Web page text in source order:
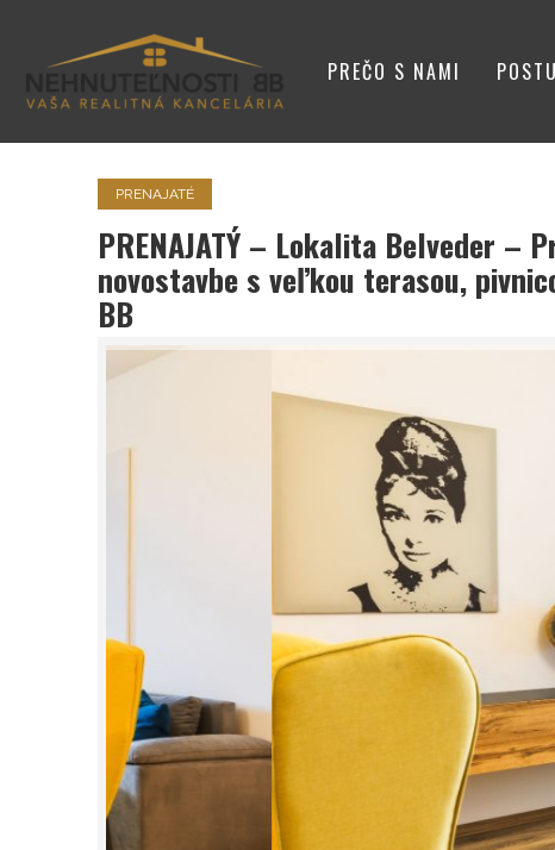
PREČO S NAMI
PRENAJATÉ
PRENAJATÝ – Lokalita Belveder –
novostavbe s veľkou terasou,
BB